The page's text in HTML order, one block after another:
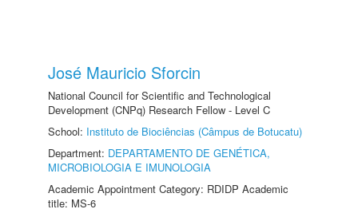
José Mauricio Sforcin
National Council for Scientific and Technological
Development (CNPq) Research Fellow - Level C
School: Instituto de Biociências (Câmpus de Botucatu)
Department: DEPARTAMENTO DE GENÉTICA,
MICROBIOLOGIA E IMUNOLOGIA
Academic Appointment Category: RDIDP Academic
title: MS-6